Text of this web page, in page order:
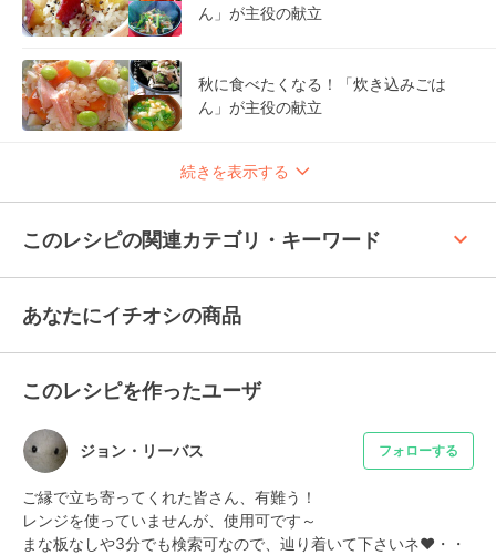
ん」が主役の献立
秋に食べたくなる！「炊き込みごは
ん」が主役の献立
続きを表示する
このレシピの関連カテゴリ・キーワード keyboard_arrow_up
あなたにイチオシの商品
このレシピを作ったユーザ
ジョン・リーバス フォローする
ご縁で立ち寄ってくれた皆さん、有難う！
レンジを使っていませんが、使用可です～
まな板なしや3分でも検索可なので、辿り着いて下さいネ❤・・